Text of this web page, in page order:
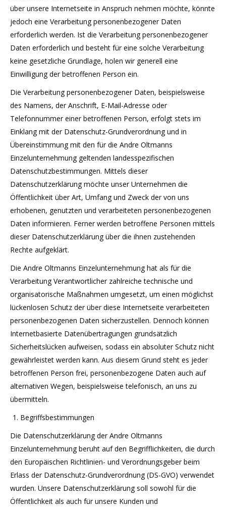
über unsere Internetseite in Anspruch nehmen möchte, könnte
jedoch eine Verarbeitung personenbezogener Daten
erforderlich werden. Ist die Verarbeitung personenbezogener
Daten erforderlich und besteht für eine solche Verarbeitung
keine gesetzliche Grundlage, holen wir generell eine
Einwilligung der betroffenen Person ein.
Die Verarbeitung personenbezogener Daten, beispielsweise
des Namens, der Anschrift, E-Mail-Adresse oder
Telefonnummer einer betroffenen Person, erfolgt stets im
Einklang mit der Datenschutz-Grundverordnung und in
Übereinstimmung mit den für die Andre Oltmanns
Einzelunternehmung geltenden landesspezifischen
Datenschutzbestimmungen. Mittels dieser
Datenschutzerklärung möchte unser Unternehmen die
Öffentlichkeit über Art, Umfang und Zweck der von uns
erhobenen, genutzten und verarbeiteten personenbezogenen
Daten informieren. Ferner werden betroffene Personen mittels
dieser Datenschutzerklärung über die ihnen zustehenden
Rechte aufgeklärt.
Die Andre Oltmanns Einzelunternehmung hat als für die
Verarbeitung Verantwortlicher zahlreiche technische und
organisatorische Maßnahmen umgesetzt, um einen möglichst
lückenlosen Schutz der über diese Internetseite verarbeiteten
personenbezogenen Daten sicherzustellen. Dennoch können
Internetbasierte Datenübertragungen grundsätzlich
Sicherheitslücken aufweisen, sodass ein absoluter Schutz nicht
gewährleistet werden kann. Aus diesem Grund steht es jeder
betroffenen Person frei, personenbezogene Daten auch auf
alternativen Wegen, beispielsweise telefonisch, an uns zu
übermitteln.
Begriffsbestimmungen
Die Datenschutzerklärung der Andre Oltmanns
Einzelunternehmung beruht auf den Begrifflichkeiten, die durch
den Europäischen Richtlinien- und Verordnungsgeber beim
Erlass der Datenschutz-Grundverordnung (DS-GVO) verwendet
wurden. Unsere Datenschutzerklärung soll sowohl für die
Öffentlichkeit als auch für unsere Kunden und